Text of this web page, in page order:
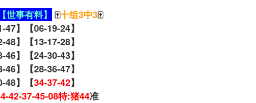
【世事有料】 🀄十组3中3🀄
47】【06-19-24】
48】【13-17-28】
46】【24-30-43】
46】【28-36-47】
48】【34-37-42】
42-37-45-08特:猪44准